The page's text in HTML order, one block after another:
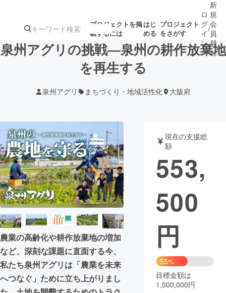
プロジェクトを掲
載するには
はじ
める
プロジェクト
をさがす
注目のリ
ターン
ジェクト
募集終了が近いプ
ロジェクト
もうすぐ公開
されます
アート・写真 音楽
テクノロジー・ガジェット ゲーム・サ
映像・映画
ビジネス・起業
まちづくり・地域活性化
CAMPFIRE for Social Good
CAMPFIRE Creation
CAMPFIREふるさと納税machi-ya コミュニティ
ロ
グ
イ
ン
/
新
規
会
員
登
録
泉州アグリの挑戦―泉州の耕作放棄地
を再生する
泉州アグリ まちづくり・地域活性化 大阪府
農業の高齢化や耕作放棄地の増加
など、深刻な課題に直面する今、
私たち泉州アグリは「農業を未来
へつなぐ」ために立ち上がりまし
現在の支援総
額
553,
500
円
55%
目標金額は
1,000,000円